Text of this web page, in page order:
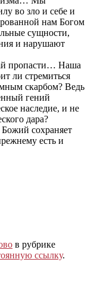
во зло и себе и
нам Богом
сущности,
и нарушают
пропасти… Наша
ли стремиться
скарбом? Ведь
гений
наследие, и не
дара?
Божий сохраняет
есть и
в рубрике
ссылку.